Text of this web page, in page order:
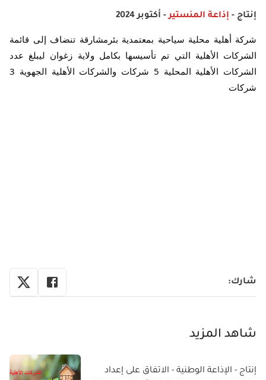
إنتاج - إذاعة المنستير- أكتوبر 2024
شركة أهلية محلية سياحية بمعتمدية بئرمشارقة تنضاف إلى قائمة
الشركات الأهلية التي تم تأسيسها بكامل ولاية زغوان ليبلغ عدد
الشركات الأهلية المحلية 5 شركات والشركات الأهلية الجهوية 3
شركات
شارك:
شاهد المزيد
إنتاج - الإذاعة الوطنية - الاتفاق على إعداد